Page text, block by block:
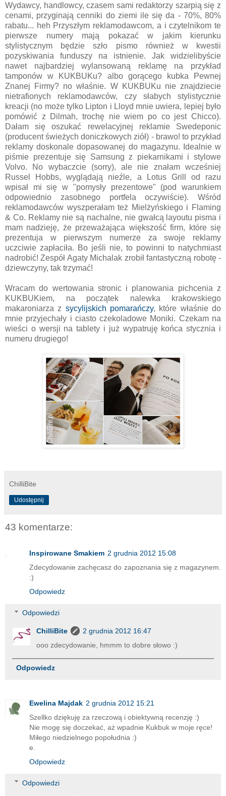
Wydawcy, handlowcy, czasem sami redaktorzy szarpią się z
cenami, przyginają cenniki do ziemi ile się da - 70%, 80%
rabatu... heh Przyszłym reklamodawcom, a i czytelnikom te
pierwsze numery mają pokazać w jakim kierunku
stylistycznym będzie szło pismo również w kwestii
pozyskiwania funduszy na istnienie. Jak widzielibyście
nawet najbardziej wylansowaną reklamę na przykład
tamponów w KUKBUKu? albo gorącego kubka Pewnej
Znanej Firmy? no właśnie. W KUKBUKu nie znajdziecie
nietrafionych reklamodawców, czy słabych stylistycznie
kreacji (no może tylko Lipton i Lloyd mnie uwiera, lepiej było
pomówić z Dilmah, trochę nie wiem po co jest Chicco).
Dałam się oszukać rewelacyjnej reklamie Swedeponic
(producent świeżych doniczkowych ziół) - brawo! to przykład
reklamy doskonale dopasowanej do magazynu. Idealnie w
piśmie prezentuje się Samsung z piekarnikami i stylowe
Volvo. No wybaczcie (sorry), ale nie znałam wcześniej
Russel Hobbs, wyglądają nieźle, a Lotus Grill od razu
wpisał mi się w "pomysły prezentowe" (pod warunkiem
odpowiednio zasobnego portfela oczywiście). Wśród
reklamodawców wyszperałam też Mielżyńskiego i Flaming
& Co. Reklamy nie są nachalne, nie gwałcą layoutu pisma i
mam nadzieję, że przeważająca większość firm, które się
prezentuja w pierwszym numerze za swoje reklamy
uczciwie zapłaciła. Bo jeśli nie, to powinni to natychmiast
nadrobić! Zespół Agaty Michalak zrobił fantastyczną robotę -
dziewczyny, tak trzymać!
Wracam do wertowania stronic i planowania pichcenia z
KUKBUKiem, na początek nalewka krakowskiego
makaroniarza z sycylijskich pomarańczy, które właśnie do
mnie przyjechały i ciasto czekoladowe Moniki. Czekam na
wieści o wersji na tablety i już wypatruję końca stycznia i
numeru drugiego!
ChilliBite
Udostępnij
43 komentarze:
Inspirowane Smakiem 2 grudnia 2012 15:08
Zdecydowanie zachęcasz do zapoznania się z magazynem.
:)
Odpowiedz
Odpowiedzi
ChilliBite
2 grudnia 2012 16:47
ooo zdecydowanie, hmmm to dobre słowo :)
Odpowiedz
Ewelina Majdak 2 grudnia 2012 15:21
Szellko dziękuję za rzeczową i obiektywną recenzję :)
Nie mogę się doczekać, aż wpadnie Kukbuk w moje ręce!
Miłego niedzielnego popołudnia :)
e.
Odpowiedz
Odpowiedzi